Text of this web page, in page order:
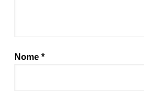
Nome *